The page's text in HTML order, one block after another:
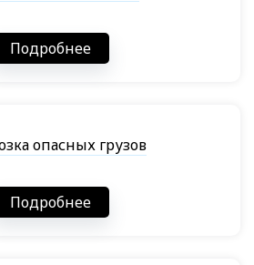
Подробнее
опасных грузов
Подробнее